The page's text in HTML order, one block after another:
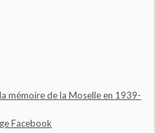
mémoire de la Moselle en 1939-
Facebook